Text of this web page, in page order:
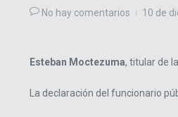
No hay comentarios 10 de
Esteban Moctezuma, titular de
La declaración del funcionario